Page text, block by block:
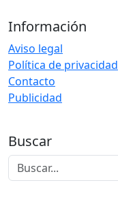
Información
Aviso legal
Política de privacidad
Contacto
Publicidad
Buscar